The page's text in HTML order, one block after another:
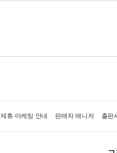
제휴·마케팅 안내 판매자 매니저 출판